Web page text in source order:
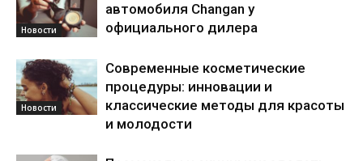
Новости
автомобиля Changan у
официального дилера
Новости
Современные косметические
процедуры: инновации и
классические методы для красоты
и молодости